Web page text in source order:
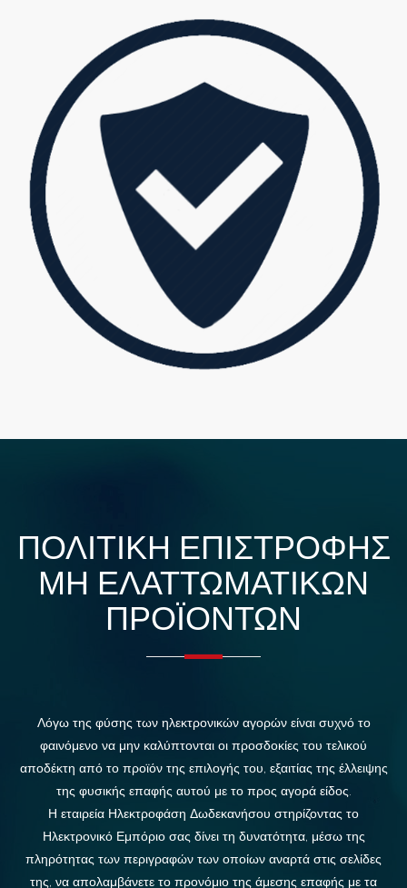
ΠΟΛΙΤΙΚΗ ΕΠΙΣΤΡΟΦΗΣ
ΜΗ ΕΛΑΤΤΩΜΑΤΙΚΩΝ
ΠΡΟΪΟΝΤΩΝ
Λόγω της φύσης των ηλεκτρονικών αγορών είναι συχνό το
φαινόμενο να μην καλύπτονται οι προσδοκίες του τελικού
αποδέκτη από το προϊόν της επιλογής του, εξαιτίας της έλλειψης
της φυσικής επαφής αυτού με το προς αγορά είδος.
Η εταιρεία Ηλεκτροφάση Δωδεκανήσου στηρίζοντας το
Ηλεκτρονικό Εμπόριο σας δίνει τη δυνατότητα, μέσω της
πληρότητας των περιγραφών των οποίων αναρτά στις σελίδες
της, να απολαμβάνετε το προνόμιο της άμεσης επαφής με τα